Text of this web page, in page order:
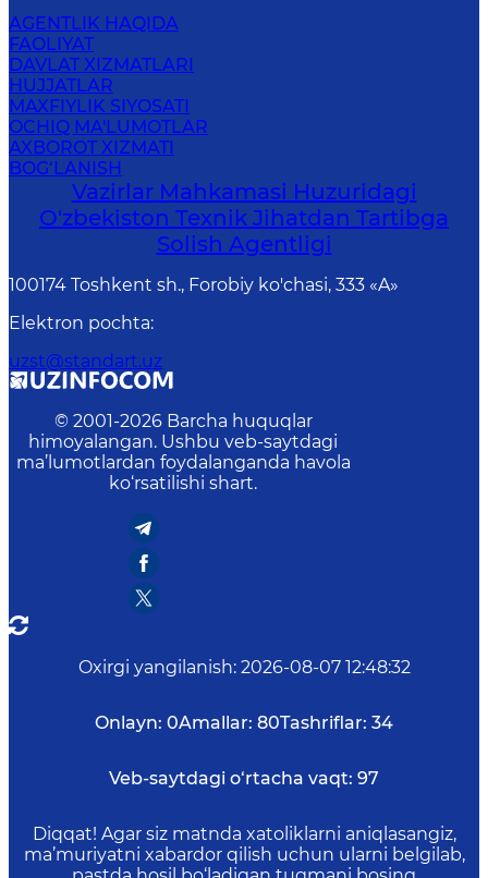
AGENTLIK HAQIDA
FAOLIYAT
DAVLAT XIZMATLARI
HUJJATLAR
MAXFIYLIK SIYOSATI
OCHIQ MA'LUMOTLAR
AXBOROT XIZMATI
BOG‘LANISH
Vazirlar Mahkamasi Huzuridagi
O'zbekiston Texnik Jihatdan Tartibga
Solish Agentligi
100174 Toshkent sh., Forobiy ko'chasi, 333 «A»
Elektron pochta:
uzst@standart.uz
© 2001-2026 Barcha huquqlar
himoyalangan. Ushbu veb-saytdagi
ma’lumotlardan foydalanganda havola
ko‘rsatilishi shart.
Oxirgi yangilanish: 2026-08-07 12:48:32
Onlayn: 0Amallar: 80Tashriflar: 34
Veb-saytdagi o‘rtacha vaqt: 97
Diqqat! Agar siz matnda xatoliklarni aniqlasangiz,
ma’muriyatni xabardor qilish uchun ularni belgilab,